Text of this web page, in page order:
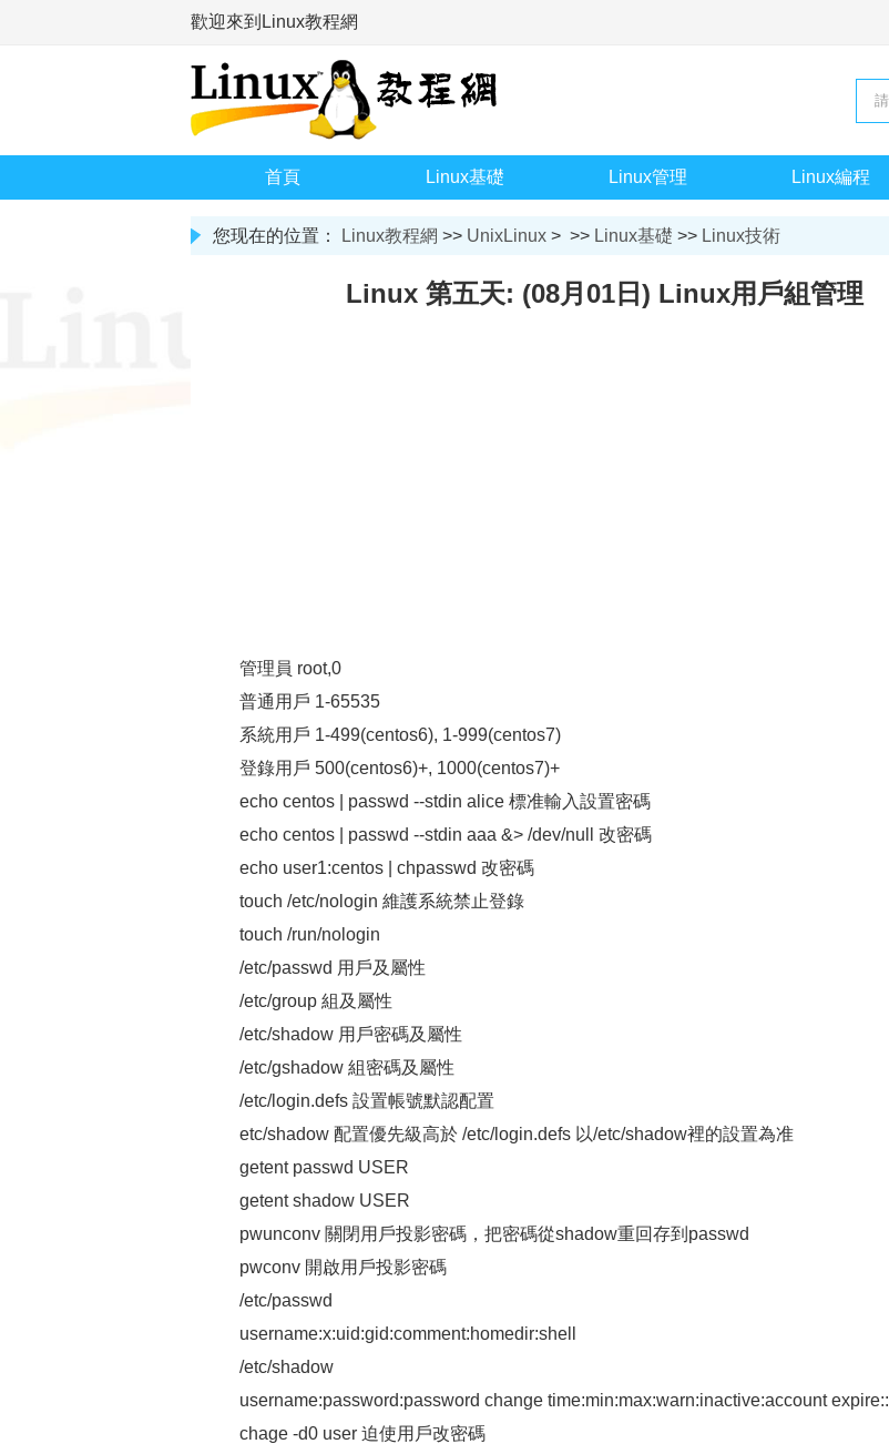
歡迎來到Linux教程網
首頁 Linux基礎 Linux管理 Linux編程
您现在的位置： Linux教程網 >> UnixLinux > >> Linux基礎 >> Linux技術
Linux 第五天: (08月01日) Linux用戶組管理
管理員 root,0
普通用戶 1-65535
系統用戶 1-499(centos6), 1-999(centos7)
登錄用戶 500(centos6)+, 1000(centos7)+
echo centos | passwd --stdin alice 標准輸入設置密碼
echo centos | passwd --stdin aaa &> /dev/null 改密碼
echo user1:centos | chpasswd 改密碼
touch /etc/nologin 維護系統禁止登錄
touch /run/nologin
/etc/passwd 用戶及屬性
/etc/group 組及屬性
/etc/shadow 用戶密碼及屬性
/etc/gshadow 組密碼及屬性
/etc/login.defs 設置帳號默認配置
etc/shadow 配置優先級高於 /etc/login.defs 以/etc/shadow裡的設置為准
getent passwd USER
getent shadow USER
pwunconv 關閉用戶投影密碼，把密碼從shadow重回存到passwd
pwconv 開啟用戶投影密碼
/etc/passwd
username:x:uid:gid:comment:homedir:shell
/etc/shadow
username:password:password change time:min:max:warn:inactive:account expire::
chage -d0 user 迫使用戶改密碼